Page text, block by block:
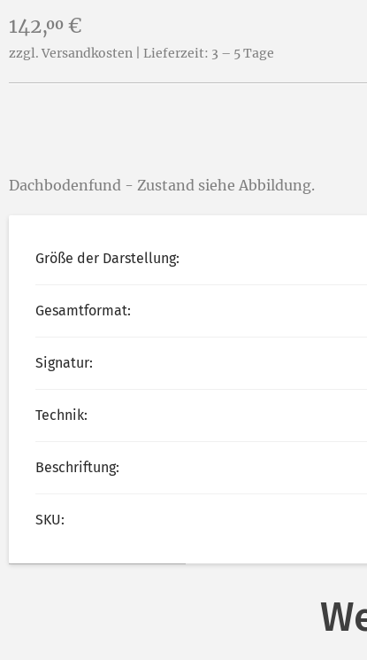
Preis:
142,00 €
zzgl. Versandkosten | Lieferzeit: 3 – 5 Tage
Dachbodenfund - Zustand siehe Abbildung.
Größe der Darstellung:
Gesamtformat:
Signatur:
Technik:
Beschriftung:
SKU: